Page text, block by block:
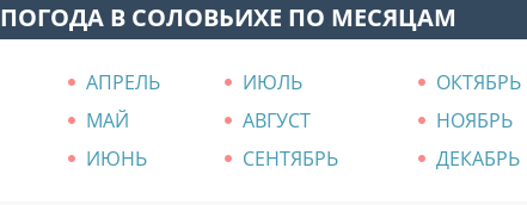
ПОГОДА В СОЛОВЬИХЕ ПО МЕСЯЦАМ
АПРЕЛЬ ИЮЛЬ
ОКТЯБРЬ
МАЙ АВГУСТ
НОЯБРЬ
ИЮНЬ СЕНТЯБРЬ ДЕКАБРЬ